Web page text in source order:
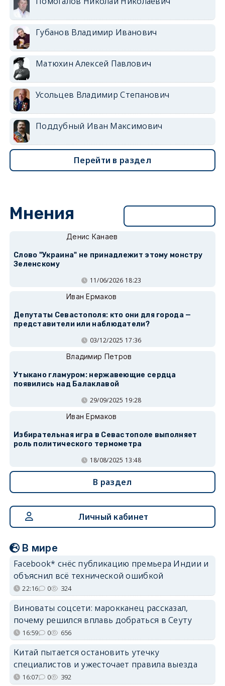
Губанов Владимир Иванович
Матюхин Алексей Павлович
Усольцев Владимир Степанович
Поддубный Иван Максимович
Перейти в раздел
Мнения
Денис Канаев
Слово "Украина" не принадлежит этому монстру
Зеленскому
11/06/2026 18:23
Иван Ермаков
Депутаты Севастополя: кто они для города —
представители или наблюдатели?
03/12/2025 17:36
Владимир Петров
Утыкано гламуром: нержавеющие сердца
появились над Балаклавой
29/09/2025 19:28
Иван Ермаков
Избирательная игра в Севастополе выполняет
роль политического термометра
18/08/2025 13:48
В раздел
Личный кабинет
В мире
Facebook* снёс публикацию премьера Индии и
объяснил всё технической ошибкой
22:16 0 324
Виноваты соцсети: марокканец рассказал,
почему решился вплавь добраться в Сеуту
16:59 0 656
Китай пытается остановить утечку
специалистов и ужесточает правила выезда
16:07 0 392